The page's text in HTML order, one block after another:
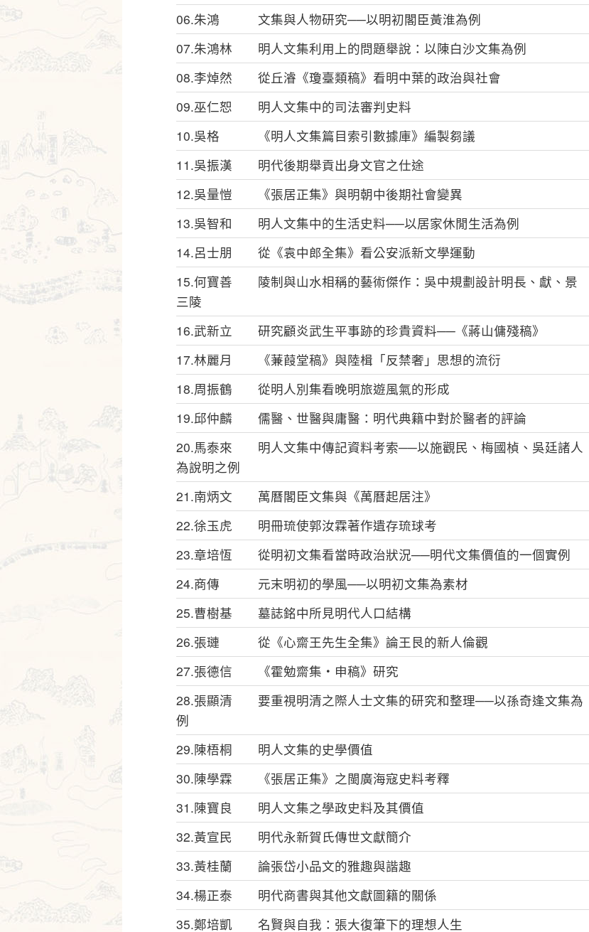
06.朱鴻 文集與人物研究──以明初閣臣黃淮為例
07.朱鴻林 明人文集利用上的問題舉說：以陳白沙文集為例
08.李焯然 從丘濬《瓊臺類稿》看明中葉的政治與社會
09.巫仁恕 明人文集中的司法審判史料
10.吳格 《明人文集篇目索引數據庫》編製芻議
11.吳振漢 明代後期舉貢出身文官之仕途
12.吳量愷 《張居正集》與明朝中後期社會變異
13.吳智和 明人文集中的生活史料──以居家休閒生活為例
14.呂士朋 從《袁中郎全集》看公安派新文學運動
15.何寶善 陵制與山水相稱的藝術傑作：吳中規劃設計明長、獻、景
三陵
16.武新立 研究顧炎武生平事跡的珍貴資料──《蔣山傭殘稿》
17.林麗月 《蒹葭堂稿》與陸楫「反禁奢」思想的流衍
18.周振鶴 從明人別集看晚明旅遊風氣的形成
19.邱仲麟 儒醫、世醫與庸醫：明代典籍中對於醫者的評論
20.馬泰來 明人文集中傳記資料考索──以施觀民、梅國楨、吳廷諸人
為說明之例
21.南炳文 萬曆閣臣文集與《萬曆起居注》
22.徐玉虎 明冊琉使郭汝霖著作遺存琉球考
23.章培恆 從明初文集看當時政治狀況──明代文集價值的一個實例
24.商傳 元末明初的學風──以明初文集為素材
25.曹樹基 墓誌銘中所見明代人口結構
26.張璉 從《心齋王先生全集》論王艮的新人倫觀
27.張德信 《霍勉齋集‧申稿》研究
28.張顯清 要重視明清之際人士文集的研究和整理──以孫奇逢文集為
例
29.陳梧桐 明人文集的史學價值
30.陳學霖 《張居正集》之閩廣海寇史料考釋
31.陳寶良 明人文集之學政史料及其價值
32.黃宣民 明代永新賀氏傳世文獻簡介
33.黃桂蘭 論張岱小品文的雅趣與諧趣
34.楊正泰 明代商書與其他文獻圖籍的關係
35.鄭培凱 名賢與自我：張大復筆下的理想人生